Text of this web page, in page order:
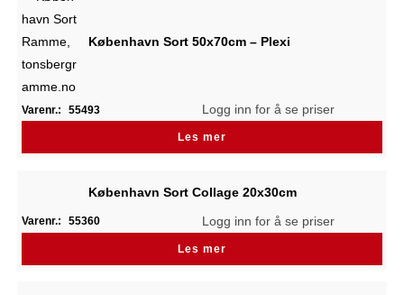
København Sort 50x70cm – Plexi
Varenr.: 55493 Logg inn for å se priser
Les mer
København Sort Collage 20x30cm
Varenr.: 55360 Logg inn for å se priser
Les mer